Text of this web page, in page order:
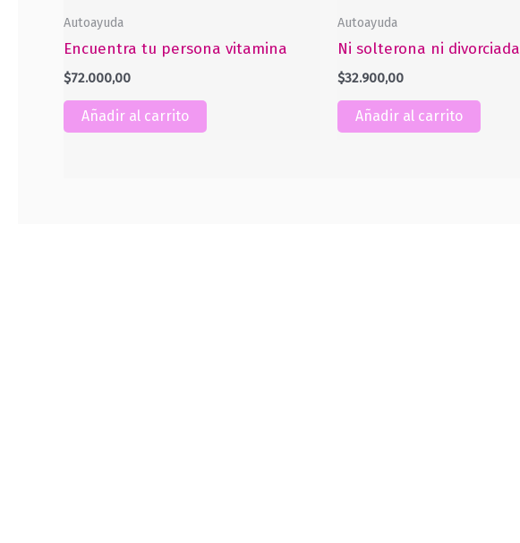
Autoayuda
Encuentra tu persona vitamina
$72.000,00
Añadir al carrito
Autoayuda
Ni solterona ni divorciada
$32.900,00
Añadir al carrito